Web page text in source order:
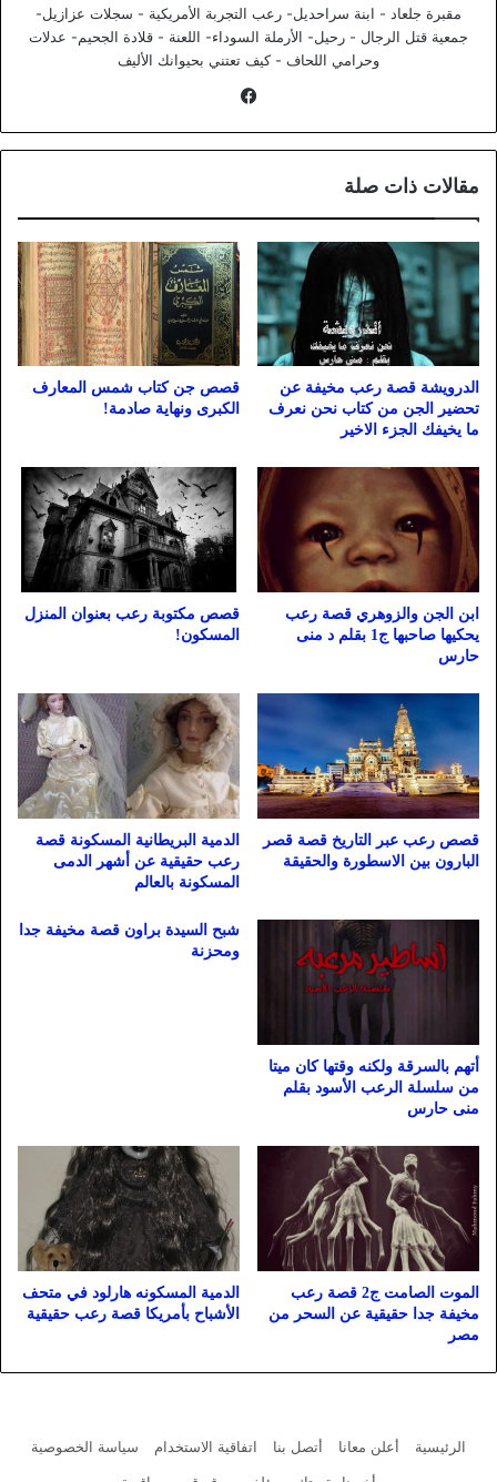
مقبرة جلعاد - ابنة سراحديل- رعب التجربة الأمريكية - سجلات عزازيل-
جمعية قتل الرجال - رحيل- الأرملة السوداء- اللعنة - قلادة الجحيم- عدلات
وحرامي اللحاف - كيف تعتني بحيوانك الأليف
مقالات ذات صلة
الدرويشة قصة رعب مخيفة عن
تحضير الجن من كتاب نحن نعرف
ما يخيفك الجزء الاخير
قصص جن كتاب شمس المعارف
الكبرى ونهاية صادمة!
ابن الجن والزوهري قصة رعب
يحكيها صاحبها ج1 بقلم د منى
حارس
قصص مكتوبة رعب بعنوان المنزل
المسكون!
قصص رعب عبر التاريخ قصة قصر
البارون بين الاسطورة والحقيقة
الدمية البريطانية المسكونة قصة
رعب حقيقية عن أشهر الدمى
المسكونة بالعالم
أتهم بالسرقة ولكنه وقتها كان ميتا
من سلسلة الرعب الأسود بقلم
منى حارس
شبح السيدة براون قصة مخيفة جدا
ومحزنة
الموت الصامت ج2 قصة رعب
مخيفة جدا حقيقية عن السحر من
مصر
الدمية المسكونه هارلود في متحف
الأشباح بأمريكا قصة رعب حقيقية
الرئيسية أعلن معانا أتصل بنا اتفاقية الاستخدام
سياسة الخصوصية